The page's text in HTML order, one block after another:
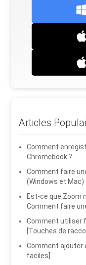
Articles
Comment
Chromebook ?
Comment faire
(Windows et Mac)
Est-ce que Zoom
Comment faire
Comment utiliser
[Touches de
Comment ajouter
faciles]